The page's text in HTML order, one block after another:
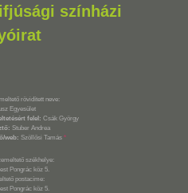
színházi
rövidített neve:
Egyesület
felel: Csák György
Stuber Andrea
web: Szöllősi Tamás *
székhelye:
Pongrác köz 5.
postacíme:
Pongrác köz 5.